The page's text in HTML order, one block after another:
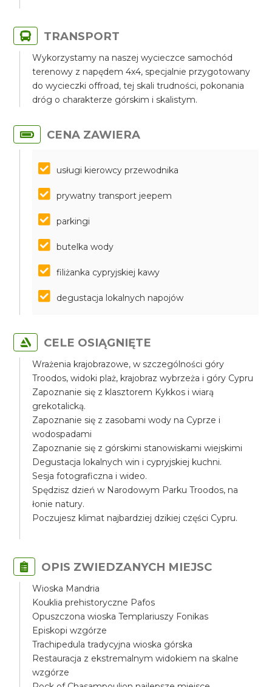
TRANSPORT
Wykorzystamy na naszej wycieczce samochód
terenowy z napędem 4x4, specjalnie przygotowany
do wycieczki offroad, tej skali trudności, pokonania
dróg o charakterze górskim i skalistym.
CENA ZAWIERA
usługi kierowcy przewodnika
prywatny transport jeepem
parkingi
butelka wody
filiżanka cypryjskiej kawy
degustacja lokalnych napojów
CELE OSIĄGNIĘTE
Wrażenia krajobrazowe, w szczególności góry
Troodos, widoki plaż, krajobraz wybrzeża i góry Cypru
Zapoznanie się z klasztorem Kykkos i wiarą
grekotalicką.
Zapoznanie się z zasobami wody na Cyprze i
wodospadami
Zapoznanie się z górskimi stanowiskami wiejskimi
Degustacja lokalnych win i cypryjskiej kuchni.
Sesja fotograficzna i wideo.
Spędzisz dzień w Narodowym Parku Troodos, na
łonie natury.
Poczujesz klimat najbardziej dzikiej części Cypru.
OPIS ZWIEDZANYCH MIEJSC
Wioska Mandria
Kouklia prehistoryczne Pafos
Opuszczona wioska Templariuszy Fonikas
Episkopi wzgórze
Trachipedula tradycyjna wioska górska
Restauracja z ekstremalnym widokiem na skalne
wzgórze